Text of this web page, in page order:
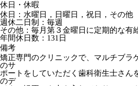
休日・休暇
休日：水曜日，日曜日，祝日，その他
週休二日制：毎週
その他：毎月第３金曜日に定期的な有
年間休日数：131日
備考
矯正専門のクリニックで、マルチブラ
のサ
ポートをしていただく歯科衛生士さん
のデ